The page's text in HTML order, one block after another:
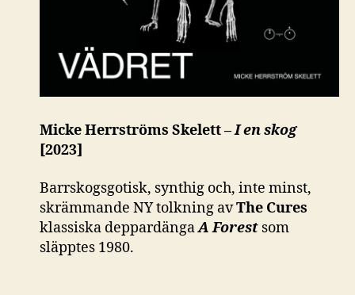
Micke Herrströms Skelett –I en skog
[2023]
Barrskogsgotisk, synthig och, inte minst,
skrämmande NY tolkning avThe Cures
klassiska deppardängaA Forest som
släpptes 1980.